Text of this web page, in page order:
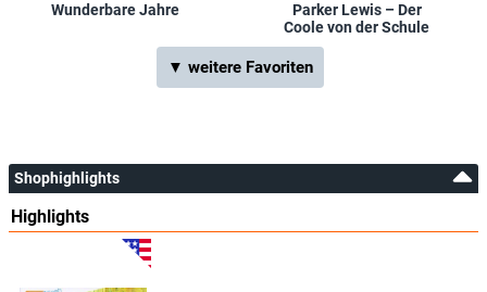
Wunderbare Jahre
Parker Lewis – Der
Coole von der Schule
▼ weitere Favoriten
Shophighlights
Highlights